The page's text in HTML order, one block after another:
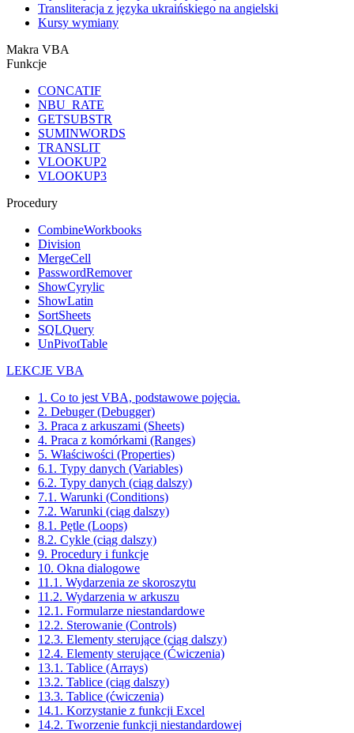
Transliteracja z języka ukraińskiego na angielski
Kursy wymiany
Makra VBA
Funkcje
CONCATIF
NBU_RATE
GETSUBSTR
SUMINWORDS
TRANSLIT
VLOOKUP2
VLOOKUP3
Procedury
CombineWorkbooks
Division
MergeCell
PasswordRemover
ShowCyrylic
ShowLatin
SortSheets
SQLQuery
UnPivotTable
LEKCJE VBA
1. Co to jest VBA, podstawowe pojęcia.
2. Debuger (Debugger)
3. Praca z arkuszami (Sheets)
4. Praca z komórkami (Ranges)
5. Właściwości (Properties)
6.1. Typy danych (Variables)
6.2. Typy danych (ciąg dalszy)
7.1. Warunki (Conditions)
7.2. Warunki (ciąg dalszy)
8.1. Pętle (Loops)
8.2. Cykle (ciąg dalszy)
9. Procedury i funkcje
10. Okna dialogowe
11.1. Wydarzenia ze skoroszytu
11.2. Wydarzenia w arkuszu
12.1. Formularze niestandardowe
12.2. Sterowanie (Controls)
12.3. Elementy sterujące (ciąg dalszy)
12.4. Elementy sterujące (Ćwiczenia)
13.1. Tablice (Arrays)
13.2. Tablice (ciąg dalszy)
13.3. Tablice (ćwiczenia)
14.1. Korzystanie z funkcji Excel
14.2. Tworzenie funkcji niestandardowej